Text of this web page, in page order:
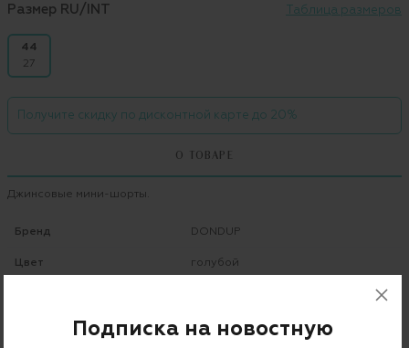
Размер RU/INT Таблица размеров
44
27
Получите скидку по дисконтной карте до 20%
О ТОВАРЕ
Джинсовые мини-шорты.
Бренд DONDUP
Цвет голубой
Страна дизайна Италия
Подписка на новостную